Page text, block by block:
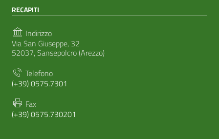
RECAPITI
Indirizzo
Via San Giuseppe, 32
52037, Sansepolcro (Arezzo)
Telefono
(+39) 0575.7301
Fax
(+39) 0575.730201